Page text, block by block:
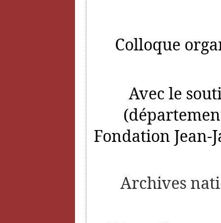
Colloque
Avec le
Fondation Jean-
Archives